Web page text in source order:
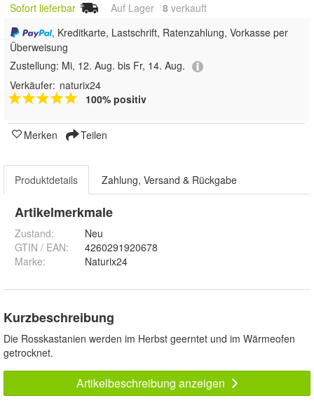
Sofort lieferbar Auf Lager 8 verkauft
, Kreditkarte, Lastschrift, Ratenzahlung, Vorkasse per
Überweisung
Zustellung: Mi, 12. Aug. bis Fr, 14. Aug.
Verkäufer: naturix24
100% positiv
Merken Teilen
Produktdetails Zahlung, Versand & Rückgabe
Artikelmerkmale
Zustand:
Neu
GTIN / EAN:
4260291920678
Marke:
Naturix24
Kurzbeschreibung
Die Rosskastanien werden im Herbst geerntet und im Wärmeofen
getrocknet.
Artikelbeschreibung anzeigen